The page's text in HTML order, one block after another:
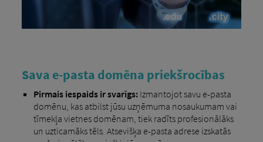
Sava e-pasta domēna priekšrocības
Pirmais iespaids ir svarīgs:Izmantojot savu e-pasta
domēnu, kas atbilst jūsu uzņēmuma nosaukumam vai
tīmekļa vietnes domēnam, tiek radīts profesionālāks
un uzticamāks tēls. Atsevišķa e-pasta adrese izskatās